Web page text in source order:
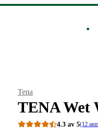
Merke
Tena
TENA Wet
4.3 av 5(12